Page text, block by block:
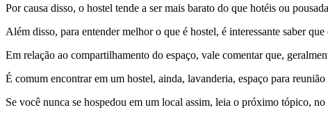
Por causa disso, o hostel tende a ser mais barato do que hotéis ou
Além disso, para entender melhor o que é hostel, é interessante saber
Em relação ao compartilhamento do espaço, vale comentar que,
É comum encontrar em um hostel, ainda, lavanderia, espaço para
Se você nunca se hospedou em um local assim, leia o próximo tópico,